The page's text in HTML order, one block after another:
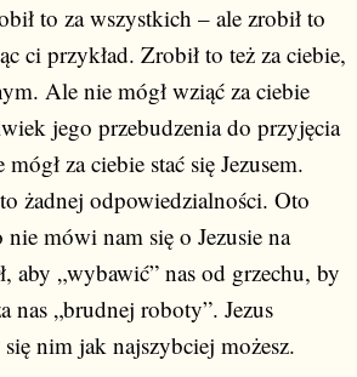
to za wszystkich – ale zrobił to
ci przykład. Zrobił to też za ciebie,
Ale nie mógł wziąć za ciebie
jego przebudzenia do przyjęcia
za ciebie stać się Jezusem.
żadnej odpowiedzialności. Oto
mówi nam się o Jezusie na
aby „wybawić” nas od grzechu, by
nas „brudnej roboty”. Jezus
się nim jak najszybciej możesz.